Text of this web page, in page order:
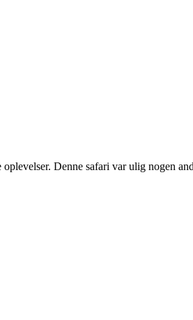
Denne safari var ulig nogen